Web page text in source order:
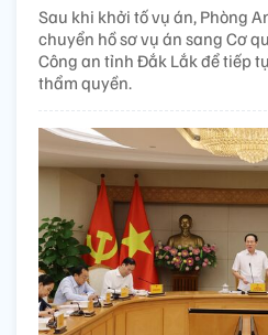
Sau khi khởi tố vụ án, Phòng
chuyển hồ sơ vụ án sang Cơ
Công an tỉnh Đắk Lắk để tiếp
thẩm quyền.